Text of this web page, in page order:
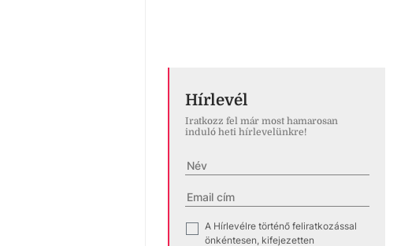
Hírlevél
Iratkozz fel már most hamarosan
induló heti hírlevelünkre!
A Hírlevélre történő feliratkozással
önkéntesen, kifejezetten